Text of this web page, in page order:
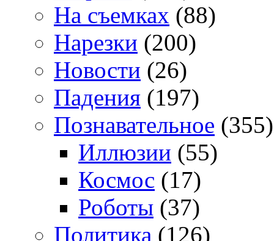
На съемках (88)
Нарезки (200)
Новости (26)
Падения (197)
Познавательное (355)
Иллюзии (55)
Космос (17)
Роботы (37)
Политика (126)